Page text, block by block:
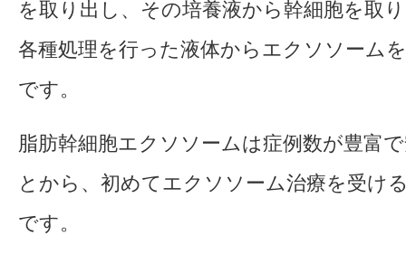
を取り出し、その培養液から幹細胞を取
各種処理を行った液体からエクソソーム
です。
脂肪幹細胞エクソソームは症例数が豊富
とから、初めてエクソソーム治療を受け
です。